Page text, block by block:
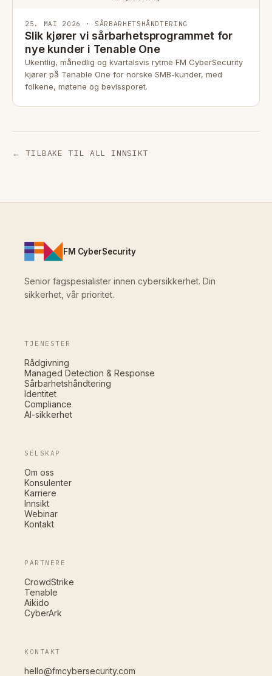
25. MAI 2026 · SÅRBARHETSHÅNDTERING
Slik kjører vi sårbarhetsprogrammet for
nye kunder i Tenable One
Ukentlig, månedlig og kvartalsvis rytme FM CyberSecurity
kjører på Tenable One for norske SMB-kunder, med
folkene, møtene og bevissporet.
← TILBAKE TIL ALL INNSIKT
FM CyberSecurity
Senior fagspesialister innen cybersikkerhet. Din
sikkerhet, vår prioritet.
TJENESTER
Rådgivning
Managed Detection & Response
Sårbarhetshåndtering
Identitet
Compliance
AI-sikkerhet
SELSKAP
Om oss
Konsulenter
Karriere
Innsikt
Webinar
Kontakt
PARTNERE
CrowdStrike
Tenable
Aikido
CyberArk
KONTAKT
hello@fmcybersecurity.com